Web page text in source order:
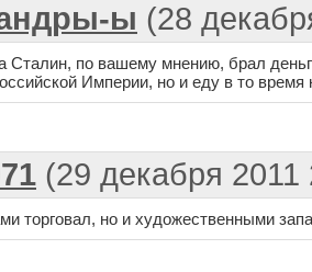
ы (28
Сталин, по вашему мнению, брал
Империи, но и еду в то
(29 декабря 2011
торговал, но и художественными